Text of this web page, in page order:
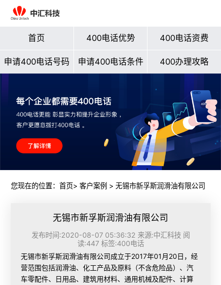
首页 400电话优势 400电话资费
申请400电话号码 申请400电话条件 400办理攻略
您现在的位置： 首页> 客户案例 > 无锡市新孚斯润滑油有限公司
无锡市新孚斯润滑油有限公司
发布时间:2020-08-07 05:36:32 来源:中汇科技 阅
读:447 标签:400电话
无锡市新孚斯润滑油有限公司成立于2017年01月20日，经
营范围包括润滑油、化工产品及原料（不含危险品）、汽
车零配件、日用品、建筑用材料、通用机械及配件、计算